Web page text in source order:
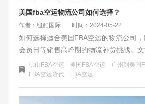
美国fba空运物流公司如何选择？
作者：纽酷国际 时间：2024-05-22
如何选择适合美国FBA空运的物流公司
会员日等销售高峰期的物流补货挑战。文
析发货需求，比较不同物流方式的时效和
发货计划。在选择物流公司时，应注重公
家提供多种FBA空运渠道的物流公司，
佛山FBA空运 美国FBA空运
广州到美国
FBA空运货代
FBA空运